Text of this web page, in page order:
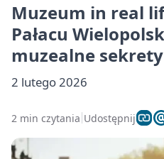
Muzeum in real
Pałacu
muzealne sekrety
2 lutego 2026
2 min czytania Udostępnij